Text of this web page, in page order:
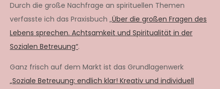
Durch die große Nachfrage an spirituellen Themen
verfasste ich das Praxisbuch „Über die großen Fragen des
Lebens sprechen. Achtsamkeit und Spiritualität in der
Sozialen Betreuung“.
Ganz frisch auf dem Markt ist das Grundlagenwerk
„Soziale Betreuung: endlich klar! Kreativ und individuell